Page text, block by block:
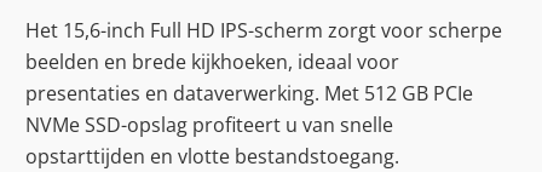
Het 15,6-inch Full HD IPS-scherm zorgt voor scherpe
beelden en brede kijkhoeken, ideaal voor
presentaties en dataverwerking. Met 512 GB PCIe
NVMe SSD-opslag profiteert u van snelle
opstarttijden en vlotte bestandstoegang.